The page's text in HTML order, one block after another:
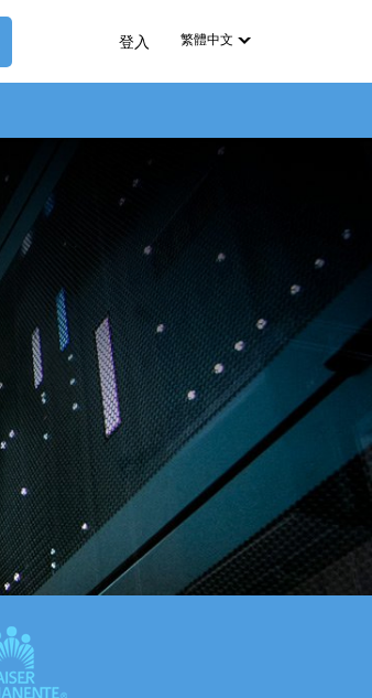
登入 繁體中文
Deutsch
日本語
Nederlands
Pyccкий
中文（简体）
繁體中文
Portuguese-BR
عربى